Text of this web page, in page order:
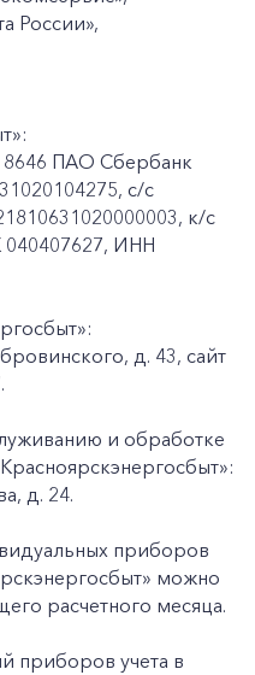
России»,
ПАО Сбербанк
с/с
к/c
040407627, ИНН
д. 43, сайт
и обработке
д. 24.
приборов
можно
расчетного месяца.
приборов учета в